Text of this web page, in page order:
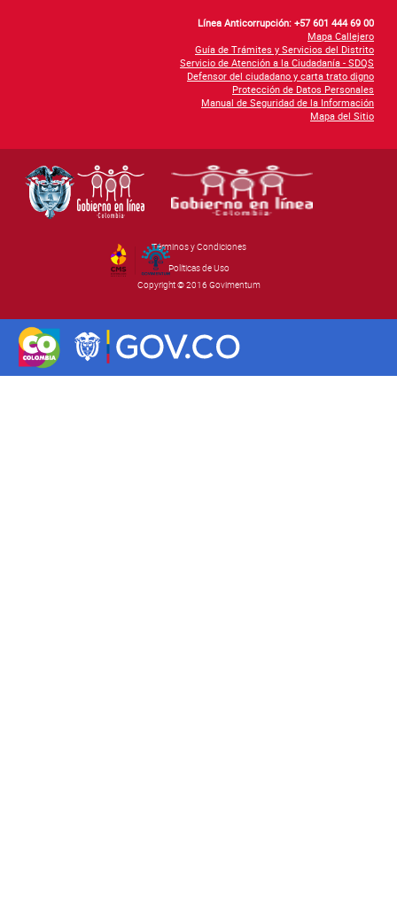
Línea Anticorrupción: +57 601 444 69 00
Mapa Callejero
Guía de Trámites y Servicios del Distrito
Servicio de Atención a la Ciudadanía - SDQS
Defensor del ciudadano y carta trato digno
Protección de Datos Personales
Manual de Seguridad de la Información
Mapa del Sitio
Términos y Condiciones
Políticas de Uso
Copyright © 2016 Govimentum
By Govimentum